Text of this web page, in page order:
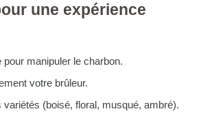
une expérience
pour manipuler le charbon.
votre brûleur.
variétés (boisé, floral, musqué, ambré).